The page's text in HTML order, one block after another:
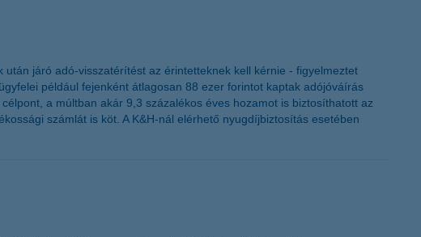
K&H e-kártyafelület
K&H token megújítás
járó adó-visszatérítést az érintetteknek kell kérnie - figyelmeztet
például fejenként átlagosan 88 ezer forintot kaptak adójóváírás
a múltban akár 9,3 százalékos éves hozamot is biztosíthatott az
számlát is köt. A K&H-nál elérhető nyugdíjbiztosítás esetében